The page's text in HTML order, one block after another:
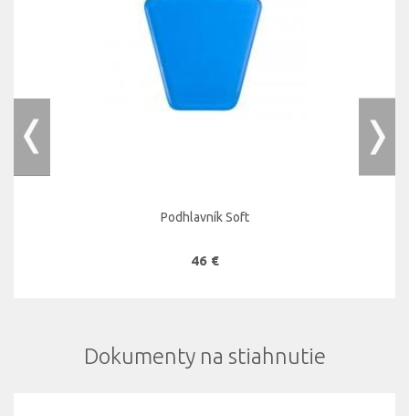
Podhlavník Soft
46 €
Dokumenty na stiahnutie